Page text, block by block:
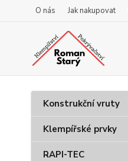
O nás Jak nakupovat
Konstrukční vruty
Klempířské prvky
RAPI-TEC